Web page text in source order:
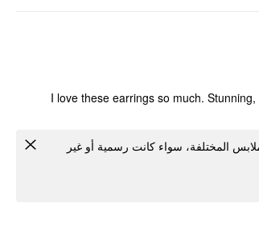
I love these earrings so much.
المختلفة، سواء كانت رسمية أو غير